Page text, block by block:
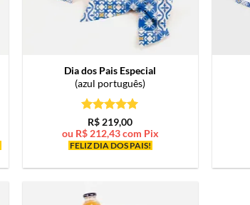
Dia dos Pais Especial
(azul português)
Avaliação5
de 5
R$219,00
ou R$212,43com Pix
FELIZ DIA DOS PAIS!